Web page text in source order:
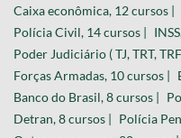
Caixa econômica, 12 cursos |
Polícia Civil, 14 cursos |
Poder Judiciário ( TJ, TRT,
Forças Armadas, 10 cursos |
Banco do Brasil, 8 cursos |
Detran, 8 cursos | Polícia